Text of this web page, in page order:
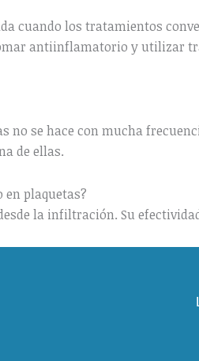
cuando los tratamientos
antiinflamatorio y utilizar
no se hace con mucha
de ellas.
plaquetas?
la infiltración. Su